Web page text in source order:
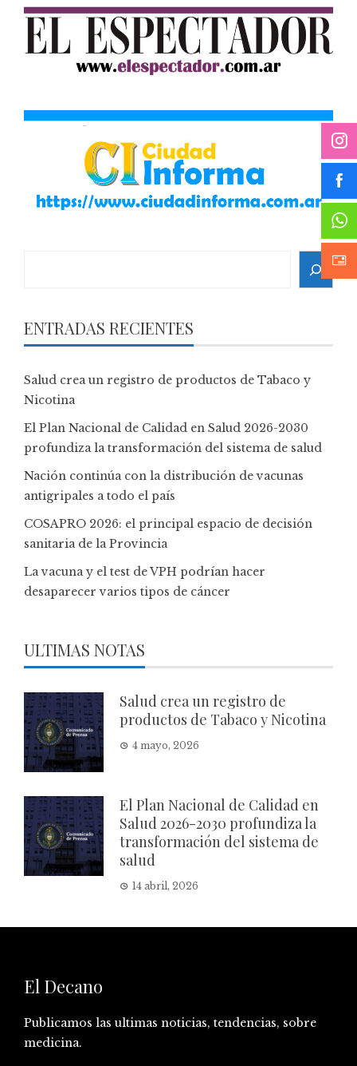
ENTRADAS RECIENTES
Salud crea un registro de productos de Tabaco y
Nicotina
El Plan Nacional de Calidad en Salud 2026-2030
profundiza la transformación del sistema de salud
Nación continúa con la distribución de vacunas
antigripales a todo el país
COSAPRO 2026: el principal espacio de decisión
sanitaria de la Provincia
La vacuna y el test de VPH podrían hacer
desaparecer varios tipos de cáncer
ULTIMAS NOTAS
Salud crea un registro de
productos de Tabaco y Nicotina
4 mayo, 2026
El Plan Nacional de Calidad en
Salud 2026-2030 profundiza la
transformación del sistema de
salud
14 abril, 2026
El Decano
Publicamos las ultimas noticias, tendencias, sobre
medicina.